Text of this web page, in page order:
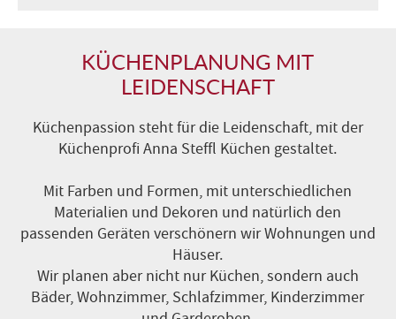
KÜCHENPLANUNG MIT
LEIDENSCHAFT
Küchenpassion steht für die Leidenschaft, mit der
Küchenprofi Anna Steffl Küchen gestaltet.
Mit Farben und Formen, mit unterschiedlichen
Materialien und Dekoren und natürlich den
passenden Geräten verschönern wir Wohnungen und
Häuser.
Wir planen aber nicht nur Küchen, sondern auch
Bäder, Wohnzimmer, Schlafzimmer, Kinderzimmer